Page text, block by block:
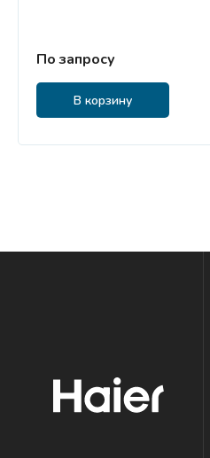
По запросу
В корзину